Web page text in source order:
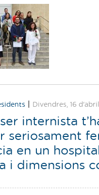
nos:
| Divendres, 16
internista
seriosament
en un
i dimensions